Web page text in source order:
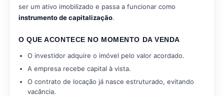
ser um ativo imobilizado e passa a funcionar como
instrumento de capitalização.
O QUE ACONTECE NO MOMENTO DA VENDA
O investidor adquire o imóvel pelo valor acordado.
A empresa recebe capital à vista.
O contrato de locação já nasce estruturado, evitando
vacância.